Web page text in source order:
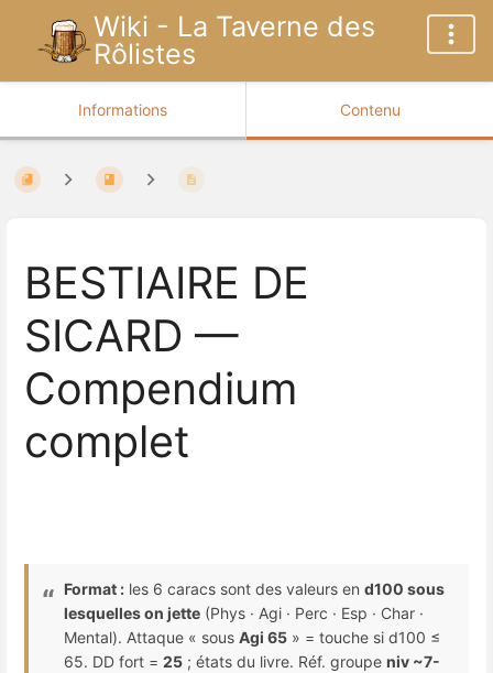
Wiki - La Taverne des
Rôlistes
Informations Contenu
BESTIAIRE DE
SICARD —
Compendium
complet
Format : les 6 caracs sont des valeurs en d100 sous
lesquelles on jette (Phys · Agi · Perc · Esp · Char ·
Mental). Attaque « sous Agi 65 » = touche si d100 ≤
65. DD fort = 25 ; états du livre. Réf. groupe niv ~7-